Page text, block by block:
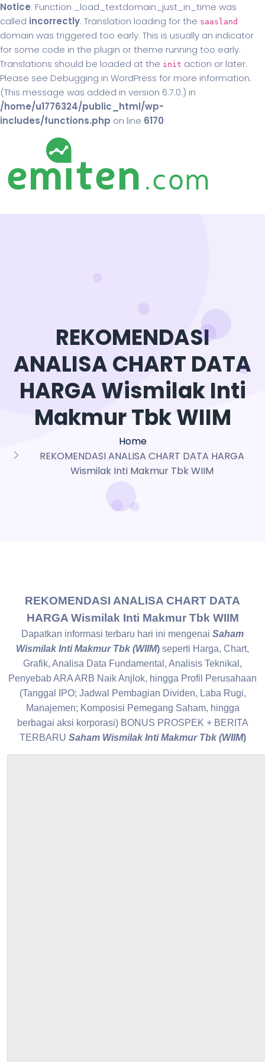
Notice: Function _load_textdomain_just_in_time was
called incorrectly. Translation loading for the saasland
domain was triggered too early. This is usually an indicator
for some code in the plugin or theme running too early.
Translations should be loaded at the init action or later.
Please see Debugging in WordPress for more information.
(This message was added in version 6.7.0.) in
/home/u1776324/public_html/wp-
includes/functions.php on line 6170
REKOMENDASI
ANALISA CHART DATA
HARGA Wismilak Inti
Makmur Tbk WIIM
Home
REKOMENDASI ANALISA CHART DATA HARGA
Wismilak Inti Makmur Tbk WIIM
REKOMENDASI ANALISA CHART DATA
HARGA Wismilak Inti Makmur Tbk WIIM
Dapatkan informasi terbaru hari ini mengenai Saham
Wismilak Inti Makmur Tbk (WIIM) seperti Harga, Chart,
Grafik, Analisa Data Fundamental, Analisis Teknikal,
Penyebab ARA ARB Naik Anjlok, hingga Profil Perusahaan
(Tanggal IPO; Jadwal Pembagian Dividen, Laba Rugi,
Manajemen; Komposisi Pemegang Saham, hingga
berbagai aksi korporasi) BONUS PROSPEK + BERITA
TERBARU Saham Wismilak Inti Makmur Tbk (WIIM)